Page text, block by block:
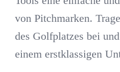
von Pitchmarken.
des Golfplatzes bei
einem erstklassigen